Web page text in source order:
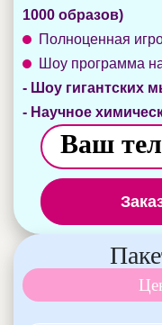
1000 образов)
Полноценная
Шоу программа
- Шоу гигантских
- Научное